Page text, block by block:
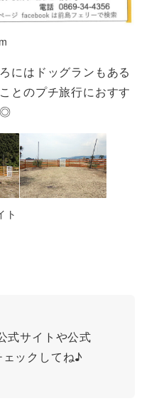
にはドッグランもある
とのプチ旅行におすす
◎
ト
式サイトや公式
ックしてね♪